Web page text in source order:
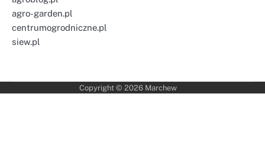
agro-garden.pl
centrumogrodniczne.pl
siew.pl
Copyright © 2026 Marchew